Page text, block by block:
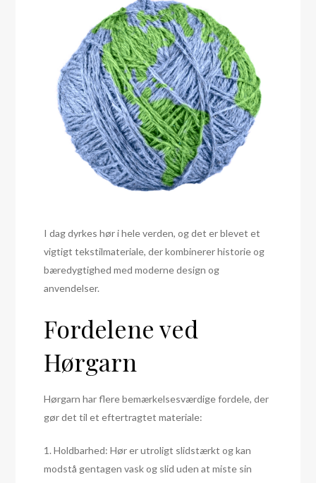
I dag dyrkes hør i hele verden, og det er blevet et
vigtigt tekstilmateriale, der kombinerer historie og
bæredygtighed med moderne design og
anvendelser.
Fordelene ved
Hørgarn
Hørgarn har flere bemærkelsesværdige fordele, der
gør det til et eftertragtet materiale:
1. Holdbarhed: Hør er utroligt slidstærkt og kan
modstå gentagen vask og slid uden at miste sin